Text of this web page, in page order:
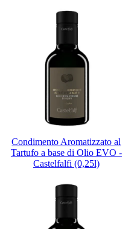
Condimento Aromatizzato al
Tartufo a base di Olio EVO -
Castelfalfi (0,25l)